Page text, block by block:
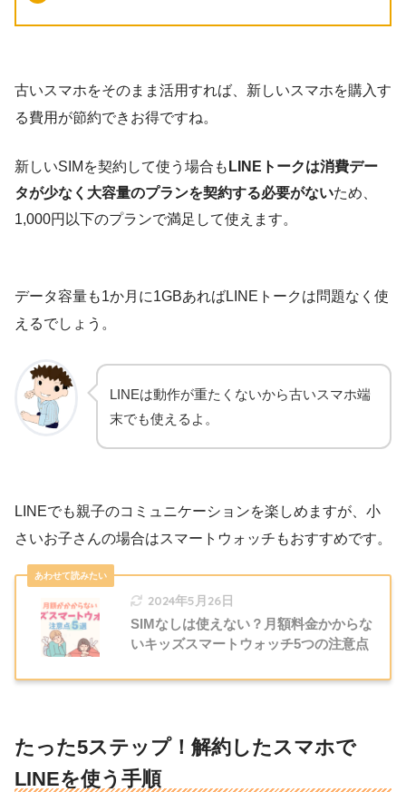
古いスマホをそのまま活用すれば、新しいスマホを購入す
る費用が節約できお得ですね。
新しいSIMを契約して使う場合も LINEトークは消費デー
タが少なく大容量のプランを契約する必要がないため、
1,000円以下のプランで満足して使えます。
データ容量も1か月に1GBあればLINEトークは問題なく使
えるでしょう。
LINEは動作が重たくないから古いスマホ端
末でも使えるよ。
LINEでも親子のコミュニケーションを楽しめますが、小
さいお子さんの場合はスマートウォッチもおすすめです。
2024年5月26日
SIMなしは使えない？月額料金かからな
いキッズスマートウォッチ5つの注意点
たった5ステップ！解約したスマホで
LINEを使う手順